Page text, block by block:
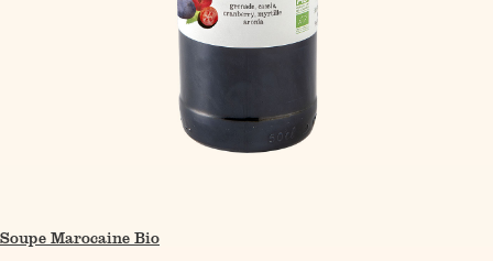
Soupe Marocaine Bio